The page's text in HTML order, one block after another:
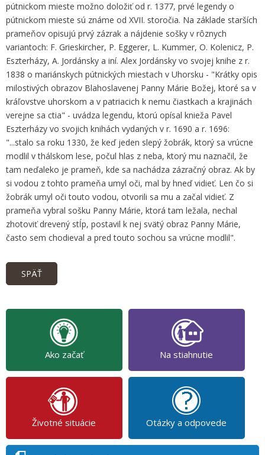
pútnickom mieste možno doložiť od r. 1377, prvé legendy o
pútnickom mieste sú známe od XVII. storočia. Na základe starších
prameňov opisujú prvý zázrak a nájdenie sošky v rôznych
variantoch: F. Grieskircher, P. Eggerer, L. Kummer, O. Kolenicz, P.
Eszterházy, A. Jordánsky a iní. Alex Jordánsky vo svojej knihe z r.
1838 o mariánskych pútnických miestach v Uhorsku - "Krátky opis
milostivých obrazov Blahoslavenej Panny Márie Božej, ktoré sa v
kráľovstve uhorskom a v patriacich k nemu čiastkach a krajinách
verejne sa ctia" - uvádza legendu, ktorú opísal knieža Pavel
Eszterházy vo svojich knihách vydaných v r. 1690 a r. 1696:
"...stalo sa roku 1330, že keď jeden slepý žobrák, ktorý sa vrúcne
modlil v thálskom lese, počul hlas z neba, ktorý mu naznačil, že
tam neďaleko je prameň, kde sa nachádza zázračný obraz. Ak by
si vodou z tohto prameňa umyl oči, mal by hneď vidieť. Len čo si
žobrák umyl oči touto vodou, otvorili sa mu a začal vidieť. Z
prameňa vybral sošku Panny Márie, ktorá tam ležala, nechal
zhotoviť drevený stĺp, postavil k nej svätý obraz Panny Márie,
často sem chodieval a pred touto sochou sa vrúcne modlil".
SPÄŤ
Ako začať Na stiahnutie
Životné situácie Otázky a odpovede